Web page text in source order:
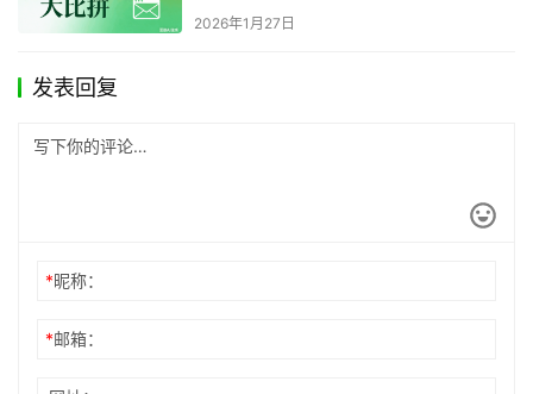
2026年1月27日
发表回复
*昵称：
*邮箱：